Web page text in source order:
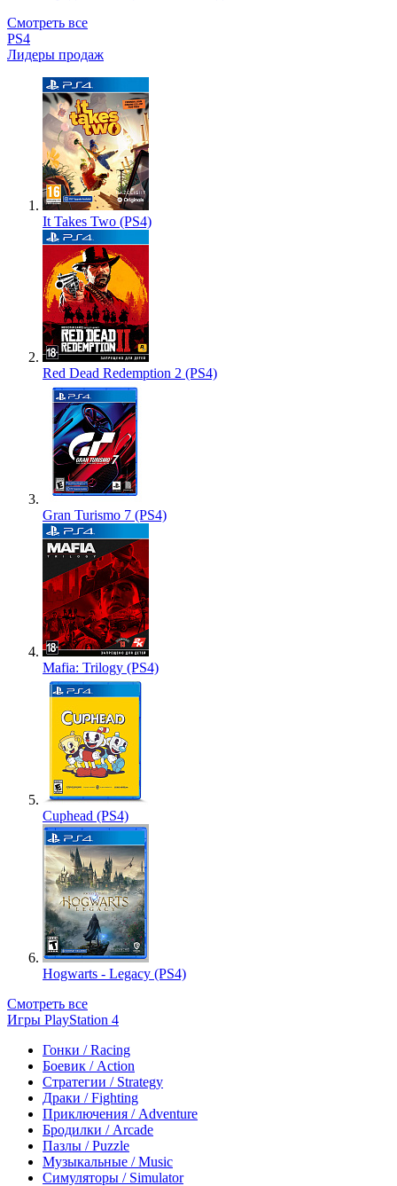
Смотреть все
PS4
Лидеры продаж
It Takes Two (PS4)
Red Dead Redemption 2 (PS4)
Gran Turismo 7 (PS4)
Mafia: Trilogy (PS4)
Cuphead (PS4)
Hogwarts - Legacy (PS4)
Смотреть все
Игры PlayStation 4
Гонки / Racing
Боевик / Action
Стратегии / Strategy
Драки / Fighting
Приключения / Adventure
Бродилки / Arcade
Пазлы / Puzzle
Музыкальные / Music
Симуляторы / Simulator